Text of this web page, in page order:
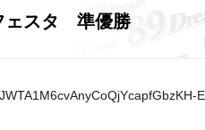
ェスタ 準優勝